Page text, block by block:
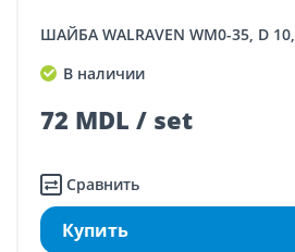
ШАЙБА WALRAVEN WM0-35, D
В наличии
72 MDL / set
Сравнить
Купить